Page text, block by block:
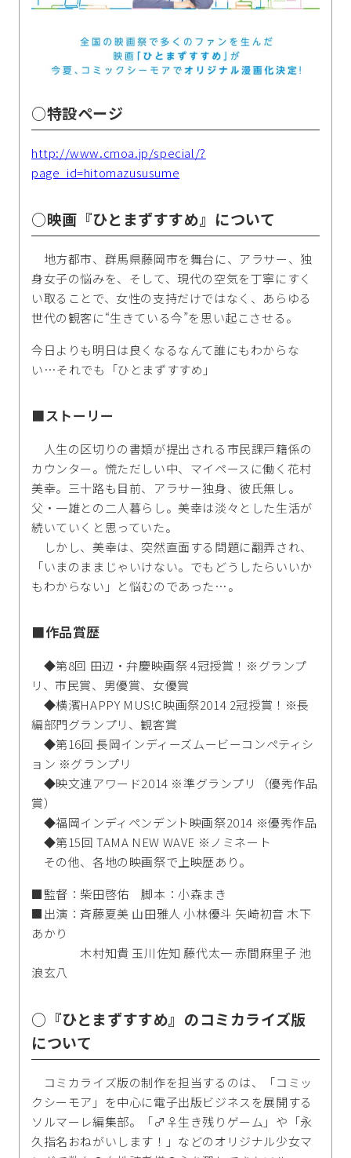
○特設ページ
http://www.cmoa.jp/special/?
page_id=hitomazususume
○映画『ひとまずすすめ』について
地方都市、群馬県藤岡市を舞台に、アラサー、独
身女子の悩みを、そして、現代の空気を丁寧にすく
い取ることで、女性の支持だけではなく、あらゆる
世代の観客に“生きている今”を思い起こさせる。
今日よりも明日は良くなるなんて誰にもわからな
い…それでも「ひとまずすすめ」
■ストーリー
人生の区切りの書類が提出される市民課戸籍係の
カウンター。慌ただしい中、マイペースに働く花村
美幸。三十路も目前、アラサー独身、彼氏無し。
父・一雄との二人暮らし。美幸は淡々とした生活が
続いていくと思っていた。
しかし、美幸は、突然直面する問題に翻弄され、
「いまのままじゃいけない。でもどうしたらいいか
もわからない」と悩むのであった…。
■作品賞歴
◆第8回 田辺・弁慶映画祭 4冠授賞！※グランプ
リ、市民賞、男優賞、女優賞
◆横濱HAPPY MUS!C映画祭2014 2冠授賞！※長
編部門グランプリ、観客賞
◆第16回 長岡インディーズムービーコンペティシ
ョン ※グランプリ
◆映文連アワード2014 ※準グランプリ（優秀作品
賞）
◆福岡インディペンデント映画祭2014 ※優秀作品
◆第15回 TAMA NEW WAVE ※ノミネート
その他、各地の映画祭で上映歴あり。
■監督：柴田啓佑 脚本：小森まき
■出演：斉藤夏美 山田雅人 小林優斗 矢崎初音 木下
あかり
木村知貴 玉川佐知 藤代太一 赤間麻里子 池
浪玄八
○『ひとまずすすめ』のコミカライズ版
について
コミカライズ版の制作を担当するのは、「コミッ
クシーモア」を中心に電子出版ビジネスを展開する
ソルマーレ編集部。「♂♀生き残りゲーム」や「永
久指名おねがいします！」などのオリジナル少女マ